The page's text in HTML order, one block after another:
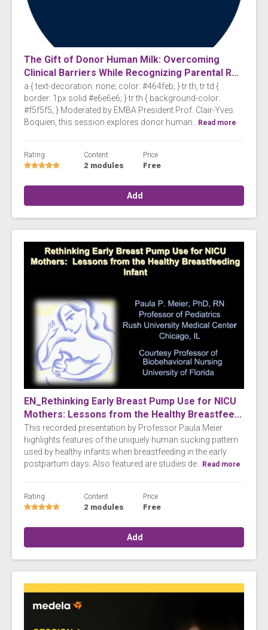
The Gift of Donor Human Milk: Overcoming
Clinical Barriers While Recognizing Parental R...
a { text-decoration: none; color: #464feb; } tr th, tr td {
border: 1px solid #e6e6e6; } tr th { background-color:
#f5f5f5; } Moderated by EMBA President Prof. Clair-Yves
Boquien, this session explores donor human... Read more
Rating Content
2 modules
Price
Free
Add
EN_Rethinking Early Breast Pump Use for NICU
Mothers: Lessons from the Healthy Breastfee...
This recorded presentation by Professor Paula Meier
highlights features of the uniquely human sucking pattern
used by healthy infants when breastfeeding in the early
postpartum days. Also featured are studies de...
Read more
Rating Content
2 modules
Price
Free
Add